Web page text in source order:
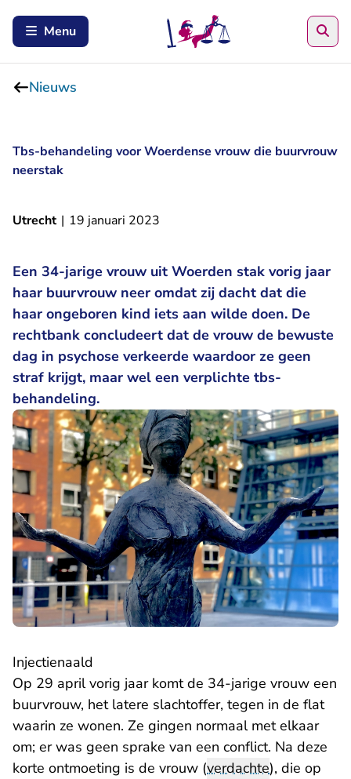
Menu
Nieuws
Tbs-behandeling voor Woerdense vrouw die buurvrouw
neerstak
Utrecht | 19 januari 2023
Een 34-jarige vrouw uit Woerden stak vorig jaar
haar buurvrouw neer omdat zij dacht dat die
haar ongeboren kind iets aan wilde doen. De
rechtbank concludeert dat de vrouw de bewuste
dag in psychose verkeerde waardoor ze geen
straf krijgt, maar wel een verplichte tbs-
behandeling.
Injectienaald
Op 29 april vorig jaar komt de 34-jarige vrouw een
buurvrouw, het latere slachtoffer, tegen in de flat
waarin ze wonen. Ze gingen normaal met elkaar
om; er was geen sprake van een conflict. Na deze
korte ontmoeting is de vrouw (verdachte), die op